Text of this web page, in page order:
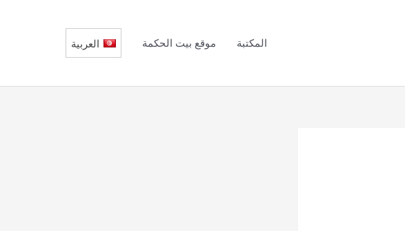
المكتبة موقع بيت الحكمة العربية